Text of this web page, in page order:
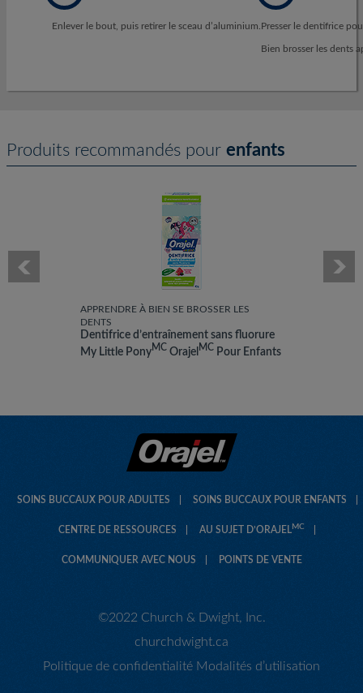
Enlever le bout, puis retirer le sceau d’aluminium. Presser le dentifrice
Bien brosser les dents
Produits recommandés pour enfants
APPRENDRE À BIEN SE BROSSER LES
DENTS
Dentifrice d’entraînement sans fluorure
My Little PonyMCOrajel MCPour Enfants
SOINS BUCCAUX POUR ADULTES SOINS BUCCAUX POUR ENFANTS
CENTRE DE RESSOURCES AU SUJET D’ORAJEL MC
COMMUNIQUER AVEC NOUS POINTS DE VENTE
©2022 Church & Dwight, Inc.
churchdwight.ca
Politique de confidentialité Modalités d’utilisation